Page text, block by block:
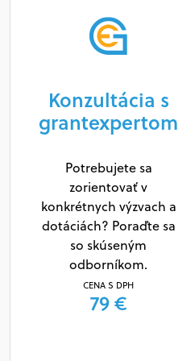
Konzultácia s
grantexpertom
Potrebujete sa
zorientovať v
konkrétnych výzvach a
dotáciách? Poraďte sa
so skúseným
odborníkom.
CENA S DPH
79 €